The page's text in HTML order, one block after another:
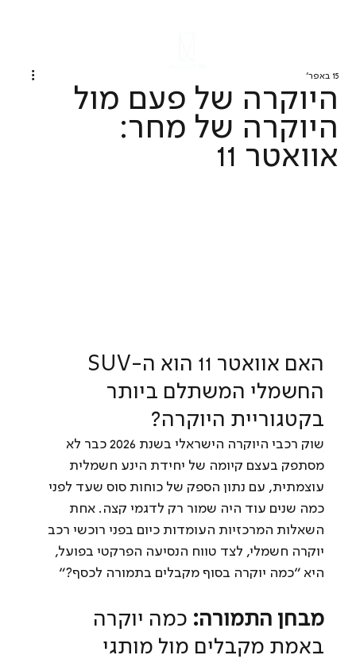
היוקרה של פעם מול
היוקרה של מחר:
אוואטר 11
15 באפר׳
החשמלי המשתלם ביותר
בקטגוריית היוקרה?
שוק רכבי היוקרה הישראלי בשנת 2026 כבר לא
מסתפק בעצם קיומה של יחידת הינע חשמלית
עוצמתית, עם נתון הספק של כוחות סוס שעד לפני
כמה שנים עוד היה שמור רק לדגמי קצה. אחת
השאלות המרכזיות העומדות כיום בפני רוכשי רכב
יוקרה חשמלי, לצד טווח הנסיעה הפרקטי בפועל,
היא ״כמה יוקרה בסוף מקבלים בתמורה לכסף?״
מבחן התמורה: כמה יוקרה
באמת מקבלים מול מותגי